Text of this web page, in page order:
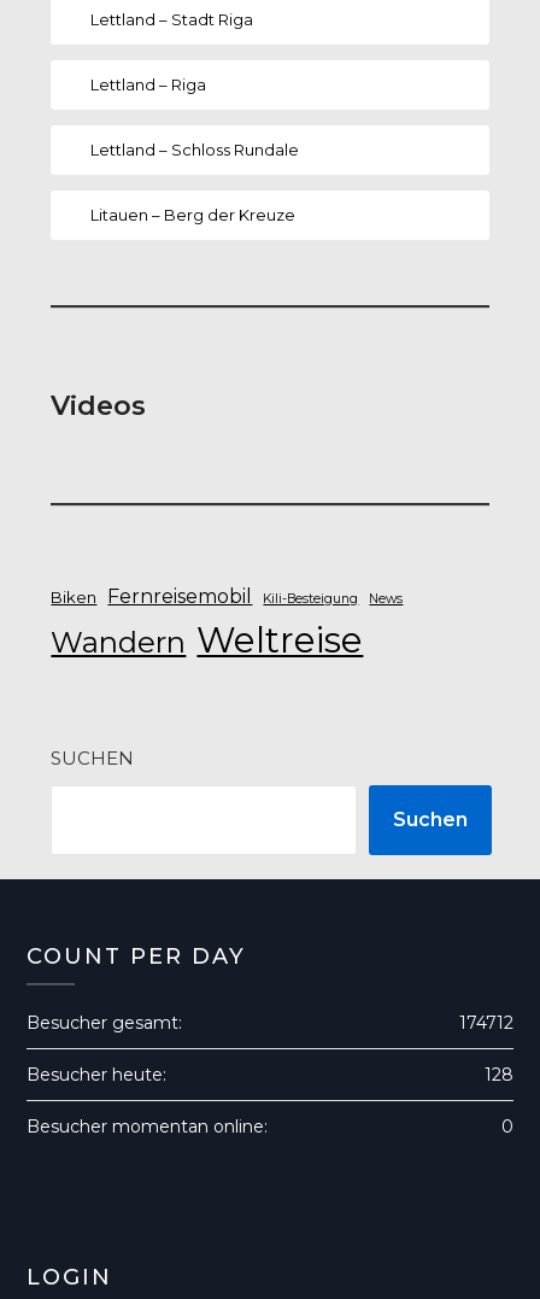
Lettland – Stadt Riga
Lettland – Riga
Lettland – Schloss Rundale
Litauen – Berg der Kreuze
Videos
Biken Fernreisemobil Kili-Besteigung News
Wandern Weltreise
SUCHEN
Suchen
COUNT PER DAY
174712
Besucher gesamt:
128
Besucher heute:
0
Besucher momentan online:
LOGIN